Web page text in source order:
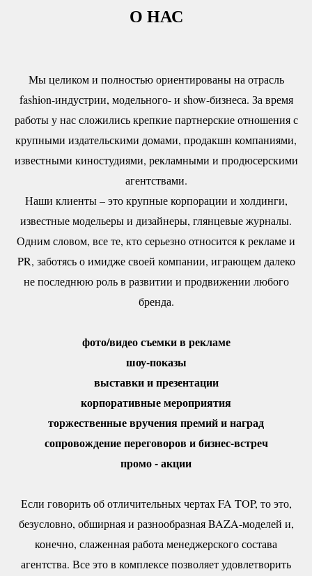
О НАС
Мы целиком и полностью ориентированы на отрасль
fashion-индустрии, модельного- и show-бизнеса. За время
работы у нас сложились крепкие партнерские отношения с
крупными издательскими домами, продакшн компаниями,
известными киностудиями, рекламными и продюсерскими
агентствами.
Наши клиенты – это крупные корпорации и холдинги,
известные модельеры и дизайнеры, глянцевые журналы.
Одним словом, все те, кто серьезно относится к рекламе и
PR, заботясь о имидже своей компании, играющем далеко
не последнюю роль в развитии и продвижении любого
бренда.
фото/видео съемки в рекламе
шоу-показы
выставки и презентации
корпоративные мероприятия
торжественные вручения премий и наград
сопровождение переговоров и бизнес-встреч
промо - акции
Если говорить об отличительных чертах FA TOP, то это,
безусловно, обширная и разнообразная BAZA-моделей и,
конечно, слаженная работа менеджерского состава
агентства. Все это в комплексе позволяет удовлетворить